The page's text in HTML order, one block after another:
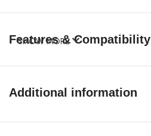
Features & Compatibility
SHOW MORE
Additional information